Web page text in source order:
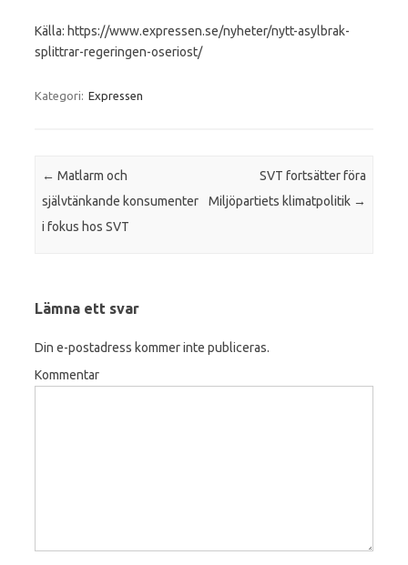
Källa: https://www.expressen.se/nyheter/nytt-asylbrak-
splittrar-regeringen-oseriost/
Kategori: Expressen
Inläggsnavigering
← Matlarm och
självtänkande konsumenter
i fokus hos SVT
SVT fortsätter föra
Miljöpartiets klimatpolitik →
Lämna ett svar
Din e-postadress kommer inte publiceras.
Kommentar